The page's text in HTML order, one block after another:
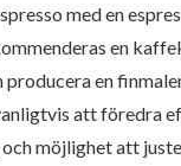
med en
en
producera en
att föredra
och möjlighet att